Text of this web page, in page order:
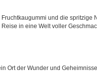
und die spritzige
in eine Welt voller
Ort der Wunder und